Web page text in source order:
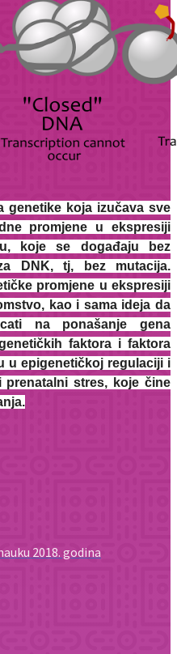
genetike koja izučava sve
promjene u ekspresiji
koje se događaju bez
DNK, tj, bez mutacija.
promjene u ekspresiji
kao i sama ideja da
na ponašanje gena
faktora i faktora
u epigenetičkoj regulaciji i
prenatalni stres, koje čine
2018. godina